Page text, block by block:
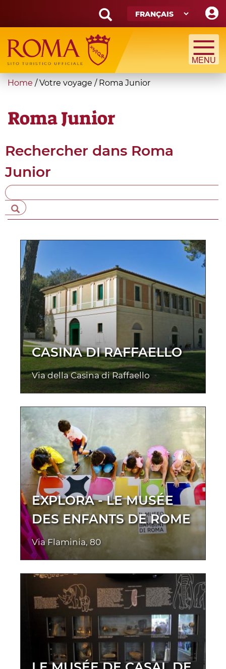
main
content
Search
form
Recherche
You
here
Home / Votre voyage / Roma Junior
Roma Junior
Rechercher dans Roma
Junior
CASINA DI RAFFAELLO
Via della Casina di Raffaello
EXPLORA - LE MUSÉE
DES ENFANTS DE ROME
Via Flaminia, 80